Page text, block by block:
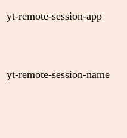
yt-remote-session-app
yt-remote-session-name